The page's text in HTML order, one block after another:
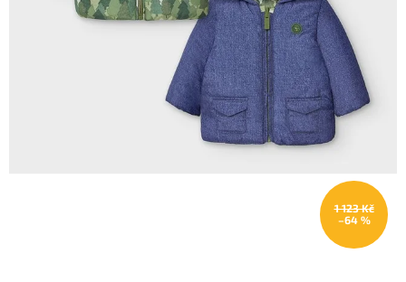
1 123 Kč
–64 %